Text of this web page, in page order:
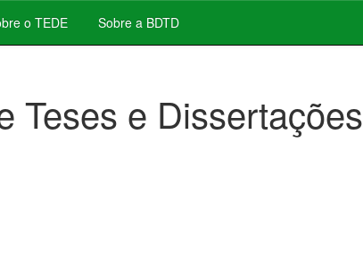
o TEDE Sobre a BDTD
Teses e Dissertações